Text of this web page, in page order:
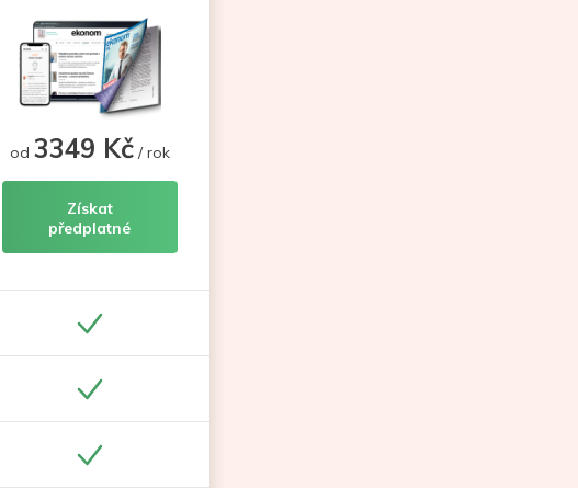
od 3349 Kč/ rok
Získat
předplatné